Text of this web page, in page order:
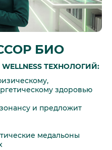
БИО
ТЕХНОЛОГИЙ:
здоровью
и предложит
медальоны